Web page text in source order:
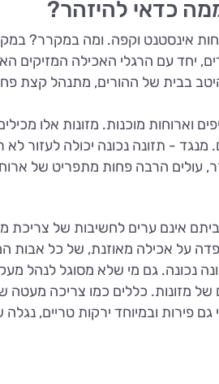
כדאי להיזהר?
אינסטנט וקפה. ומה במקרר?
עם הרגלי האכילה המזיקים
בבית של ההורים, מתנהל קצת
מוכנות. מזונות אלו
מנגד - תזונה נכונה יכולה
הרבה פחות מתפריט של ארוחות
אינם ערים לחשיבות של צריכת
על אכילה מאוזנת, של כל אבות
נכונה. גם מי שלא מסוגל לנהל
של מזונות. כללים כמו צריכה מעטה
פירות ובמיוחד ירקות טריים,